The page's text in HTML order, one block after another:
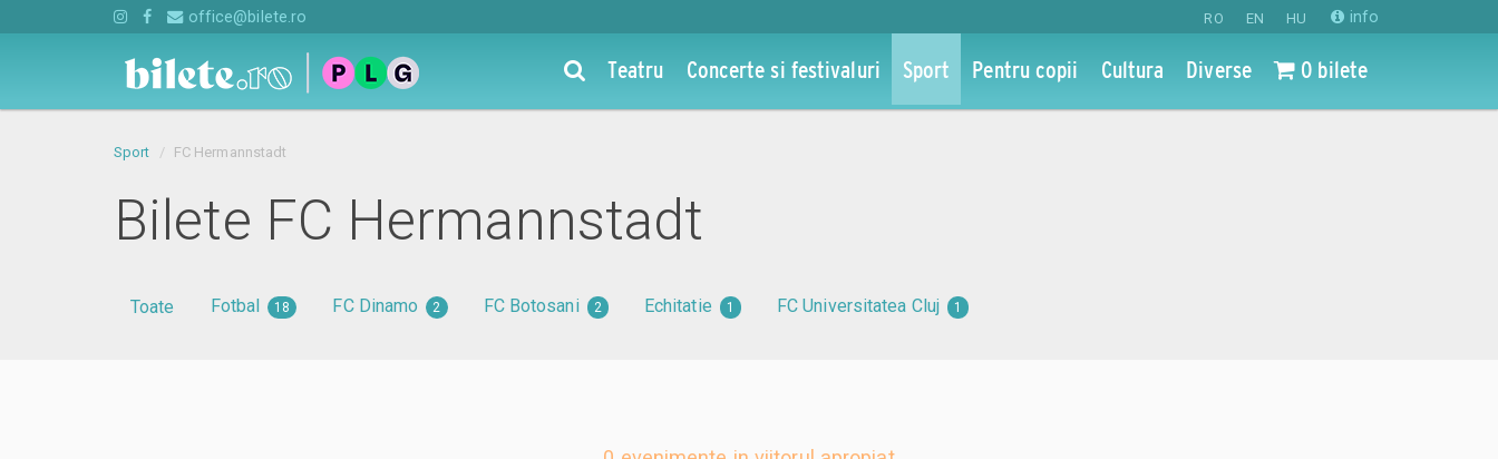
RO EN HU info
office@bilete.ro
Teatru Concerte si festivaluri Sport Pentru copii Cultura Diverse 0 bilete
Sport FC Hermannstadt
Bilete FC Hermannstadt
Toate Fotbal 18 FC Dinamo 2 FC Botosani 2 Echitatie 1 FC Universitatea Cluj 1